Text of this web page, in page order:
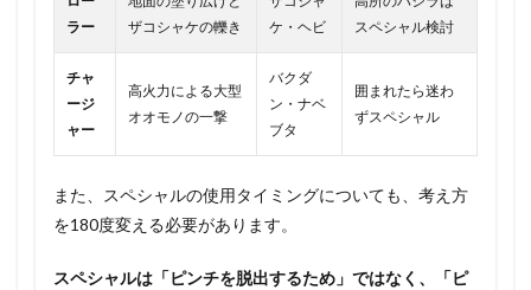
ラー
ザコシャケの轢き
ケ・ヘビ
スペシャル検討
チャ
ージ
ャー
高火力による大型
オオモノの一撃
バクダ
ン・ナベ
ブタ
囲まれたら迷わ
ずスペシャル
また、スペシャルの使用タイミングについても、考え方
を180度変える必要があります。
スペシャルは「ピンチを脱出するため」ではなく、「ピ